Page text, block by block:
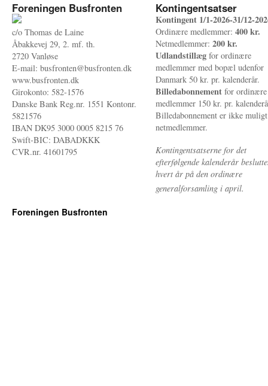
Foreningen Busfronten
c/o Thomas de Laine
Åbakkevej 29, 2. mf. th.
2720 Vanløse
E-mail: busfronten@busfronten.dk
www.busfronten.dk
Girokonto: 582-1576
Danske Bank Reg.nr. 1551 Kontonr.
5821576
IBAN DK95 3000 0005 8215 76
Swift-BIC: DABADKKK
CVR.nr. 41601795
Kontingentsatser
Kontingent 1/1-2026-31/12-
Ordinære medlemmer: 400 kr.
Netmedlemmer: 200 kr.
Udlandstillæg for ordinære
medlemmer med bopæl udenfor
Danmark 50 kr. pr. kalenderår.
Billedabonnement for ordinære
medlemmer 150 kr. pr.
Billedabonnement er ikke
netmedlemmer.
Kontingentsatserne for det
efterfølgende kalenderår
hvert år på den ordinære
generalforsamling i april.
Foreningen Busfronten